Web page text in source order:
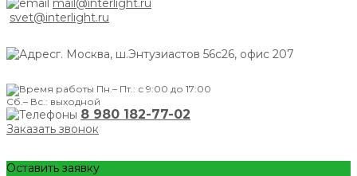
mail@interlight.ru
svet@interlight.ru
г. Москва, ш.Энтузиастов 56с26, офис 207
Пн.– Пт.: с 9:00 до 17:00
Сб.– Вс.: выходной
8 980 182-77-02
Заказать звонок
Оставить заявку